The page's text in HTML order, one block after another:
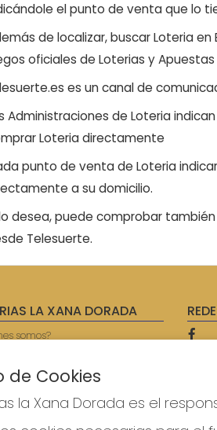
el punto de venta que lo
de localizar, buscar Loteria
oficiales de Loterias y Apuestas
es un canal de
Administraciones de Loteria
Loteria directamente
punto de venta de Loteria
a su domicilio.
desea, puede comprobar
Telesuerte.
LA XANA DORADA
somos?
de Cookies
la Xana Dorada es el